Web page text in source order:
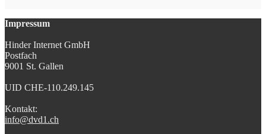
Impressum
Hinder Internet GmbH
Postfach
9001 St. Gallen
UID CHE-110.249.145
Kontakt:
info@dvd1.ch